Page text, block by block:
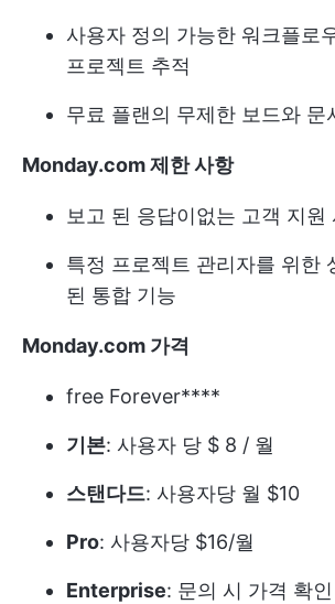
사용자 정의 가능한 워크플로
프로젝트 추적
무료 플랜의 무제한 보드와 문
Monday.com 제한 사항
보고 된 응답이없는 고객 지원
특정 프로젝트 관리자를 위한
된 통합 기능
Monday.com 가격
free Forever****
기본: 사용자 당 $ 8 / 월
스탠다드: 사용자당 월 $10
Pro: 사용자당 $16/월
Enterprise: 문의 시 가격 확